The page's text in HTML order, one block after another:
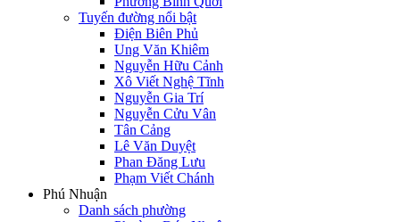
Tuyến đường nổi bật
Điện Biên Phủ
Ung Văn Khiêm
Nguyễn Hữu Cảnh
Xô Viết Nghệ Tĩnh
Nguyễn Gia Trí
Nguyễn Cửu Vân
Tân Cảng
Lê Văn Duyệt
Phan Đăng Lưu
Phạm Viết Chánh
Phú Nhuận
Danh sách phường